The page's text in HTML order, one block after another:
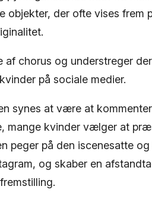
der ofte vises frem
af chorus og understreger
på sociale medier.
synes at være at
mange kvinder vælger at
peger på den iscenesatte
og skaber en